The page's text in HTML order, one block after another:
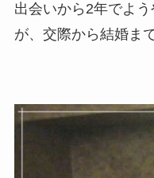
出会いから2年でよ
が、交際から結婚ま